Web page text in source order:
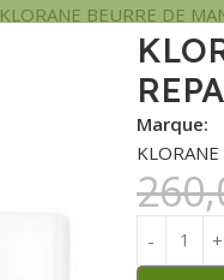
KLORANE BEURRE DE
Marque:
KLORANE